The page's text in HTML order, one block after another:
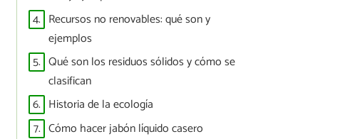
4. Recursos no renovables: qué son y
ejemplos
5. Qué son los residuos sólidos y cómo se
clasifican
6. Historia de la ecología
7. Cómo hacer jabón líquido casero